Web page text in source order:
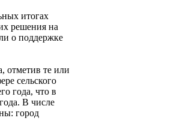
итогах
решения на
о поддержке
отметив те или
сельского
года, что в
В числе
город